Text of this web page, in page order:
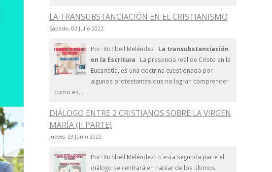
LA TRANSUBSTANCIACIÓN EN EL CRISTIANISMO
Sábado, 02 Julio 2022
Por: Richbell Meléndez La transubstanciación
en la Escritura La presencia real de Cristo en la
Eucaristía, es una doctrina cuestionada por
algunos protestantes que no logran comprender
como es...
DIÁLOGO ENTRE 2 CRISTIANOS SOBRE LA VIRGEN
MARÍA (II PARTE)
Jueves, 23 Junio 2022
Por: Richbell Meléndez En esta segunda parte el
diálogo se centrará en hablar de los últimos